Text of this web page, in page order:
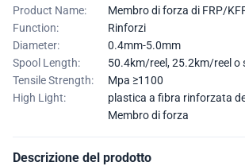
Product Name:
Membro di forza di FRP/
Function:
Rinforzi
Diameter:
0.4mm-5.0mm
Spool Length:
50.4km/reel, 25.2km/reel o
Tensile Strength:
Mpa ≥1100
High Light:
plastica a fibra rinforzata
Membro di forza
Descrizione del prodotto